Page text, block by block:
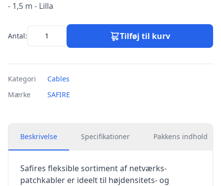
- 1,5 m - Lilla
Antal: Tilføj til kurv
Kategori
Cables
Mærke
SAFIRE
Beskrivelse Specifikationer Pakkens indhold
Safires fleksible sortiment af netværks-
patchkabler er ideelt til højdensitets- og